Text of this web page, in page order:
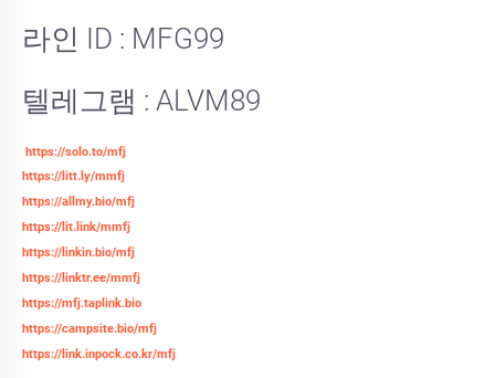
라인 ID : MFG99
텔레그램 : ALVM89
https://solo.to/mfj
https://litt.ly/mmfj
https://allmy.bio/mfj
https://lit.link/mmfj
https://linkin.bio/mfj
https://linktr.ee/mmfj
https://mfj.taplink.bio
https://campsite.bio/mfj
https://link.inpock.co.kr/mfj